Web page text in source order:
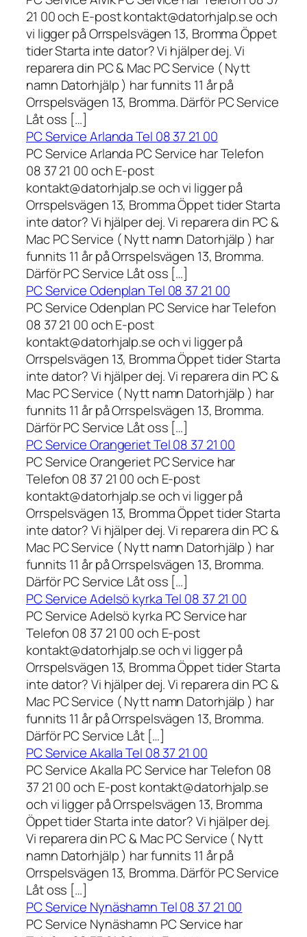
21 00 och E-post kontakt@datorhjalp.se och
vi ligger på Orrspelsvägen 13, Bromma Öppet
tider Starta inte dator? Vi hjälper dej. Vi
reparera din PC & Mac PC Service ( Nytt
namn Datorhjälp ) har funnits 11 år på
Orrspelsvägen 13, Bromma. Därför PC Service
Låt oss […]
PC Service Arlanda Tel 08 37 21 00
PC Service Arlanda PC Service har Telefon
08 37 21 00 och E-post
kontakt@datorhjalp.se och vi ligger på
Orrspelsvägen 13, Bromma Öppet tider Starta
inte dator? Vi hjälper dej. Vi reparera din PC &
Mac PC Service ( Nytt namn Datorhjälp ) har
funnits 11 år på Orrspelsvägen 13, Bromma.
Därför PC Service Låt oss […]
PC Service Odenplan Tel 08 37 21 00
PC Service Odenplan PC Service har Telefon
08 37 21 00 och E-post
kontakt@datorhjalp.se och vi ligger på
Orrspelsvägen 13, Bromma Öppet tider Starta
inte dator? Vi hjälper dej. Vi reparera din PC &
Mac PC Service ( Nytt namn Datorhjälp ) har
funnits 11 år på Orrspelsvägen 13, Bromma.
Därför PC Service Låt oss […]
PC Service Orangeriet Tel 08 37 21 00
PC Service Orangeriet PC Service har
Telefon 08 37 21 00 och E-post
kontakt@datorhjalp.se och vi ligger på
Orrspelsvägen 13, Bromma Öppet tider Starta
inte dator? Vi hjälper dej. Vi reparera din PC &
Mac PC Service ( Nytt namn Datorhjälp ) har
funnits 11 år på Orrspelsvägen 13, Bromma.
Därför PC Service Låt oss […]
PC Service Adelsö kyrka Tel 08 37 21 00
PC Service Adelsö kyrka PC Service har
Telefon 08 37 21 00 och E-post
kontakt@datorhjalp.se och vi ligger på
Orrspelsvägen 13, Bromma Öppet tider Starta
inte dator? Vi hjälper dej. Vi reparera din PC &
Mac PC Service ( Nytt namn Datorhjälp ) har
funnits 11 år på Orrspelsvägen 13, Bromma.
Därför PC Service Låt […]
PC Service Akalla Tel 08 37 21 00
PC Service Akalla PC Service har Telefon 08
37 21 00 och E-post kontakt@datorhjalp.se
och vi ligger på Orrspelsvägen 13, Bromma
Öppet tider Starta inte dator? Vi hjälper dej.
Vi reparera din PC & Mac PC Service ( Nytt
namn Datorhjälp ) har funnits 11 år på
Orrspelsvägen 13, Bromma. Därför PC Service
Låt oss […]
PC Service Nynäshamn Tel 08 37 21 00
PC Service Nynäshamn PC Service har